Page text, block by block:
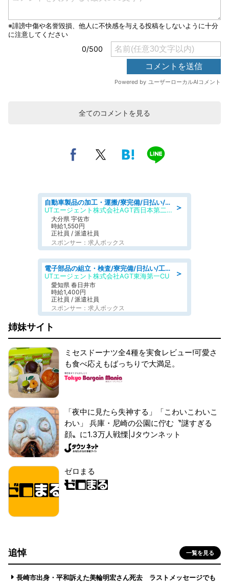
全てのコメントを見る
＞
自動車製品の加工・運搬/寮完備/日払い/工場・製造
UTエージェント株式会社AGT西日本第二CU
大分県 宇佐市
時給1,550円
正社員 / 派遣社員
スポンサー：求人ボックス
＞
電子部品の組立・検査/寮完備/日払い/工場・製造
UTエージェント株式会社AGT東海第一CU
愛知県 春日井市
時給1,400円
正社員 / 派遣社員
スポンサー：求人ボックス
姉妹サイト
ミセスドーナツ全4種を実食レビュー!可愛さ
も食べ応えもばっちりで大満足。
「夜中に見たら失神する」「こわいこわいこ
わい」 兵庫・尼崎の公園に佇む〝謎すぎる
顔〟に1.3万人戦慄|Jタウンネット
ゼロまる
追悼 一覧を見る
長崎市出身・平和訴えた美輪明宏さん死去 ラストメッセージでも